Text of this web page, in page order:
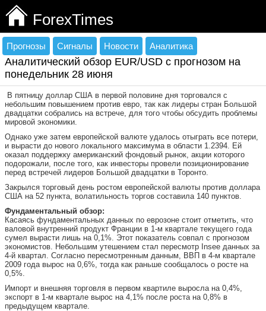
ForexTimes
Прогнозы Сигналы Новости Аналитика
Аналитический обзор EUR/USD с прогнозом на
понедельник 28 июня
В пятницу доллар США в первой половине дня торговался с
небольшим повышением против евро, так как лидеры стран Большой
двадцатки собрались на встрече, для того чтобы обсудить проблемы
мировой экономики.
Однако уже затем европейской валюте удалось отыграть все потери,
и вырасти до нового локального максимума в области 1.2394. Ей
оказал поддержку американский фондовый рынок, акции которого
подорожали, после того, как инвесторы провели позиционирование
перед встречей лидеров Большой двадцатки в Торонто.
Закрылся торговый день ростом европейской валюты против доллара
США на 52 пункта, волатильность торгов составила 140 пунктов.
Фундаментальный обзор:
Касаясь фундаментальных данных по еврозоне стоит отметить, что
валовой внутренний продукт Франции в 1-м квартале текущего года
сумел вырасти лишь на 0,1%. Этот показатель совпал с прогнозом
экономистов. Небольшим утешением стал пересмотр Insee данных за
4-й квартал. Согласно пересмотренным данным, ВВП в 4-м квартале
2009 года вырос на 0,6%, тогда как раньше сообщалось о росте на
0,5%.
Импорт и внешняя торговля в первом квартиле выросла на 0,4%,
экспорт в 1-м квартале вырос на 4,1% после роста на 0,8% в
предыдущем квартале.